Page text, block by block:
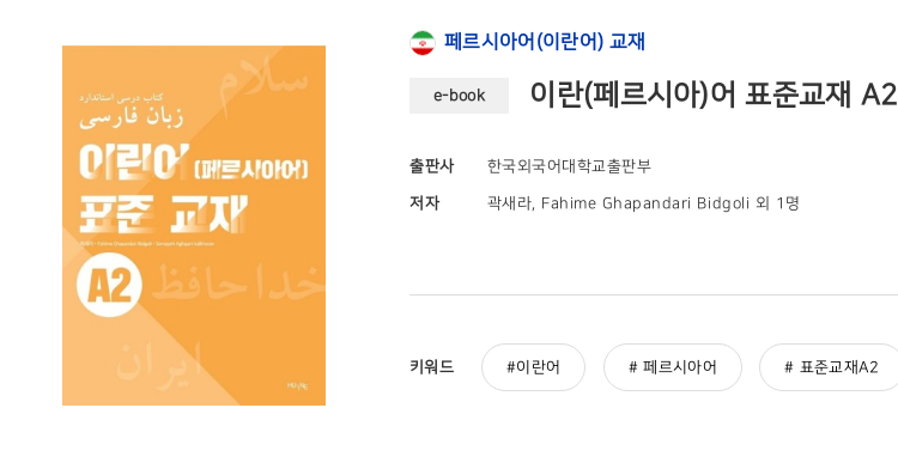
페르시아어(이란어) 교재
e-book 이란(페르시아)어 표준교재 A2
출판사 한국외국어대학교출판부
저자 곽새라, Fahime Ghapandari Bidgoli 외 1명
키워드 이란어 페르시아어 표준교재A2